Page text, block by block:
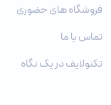
فروشگاه های حضوری
تماس با ما
تکنولایف در یک نگاه